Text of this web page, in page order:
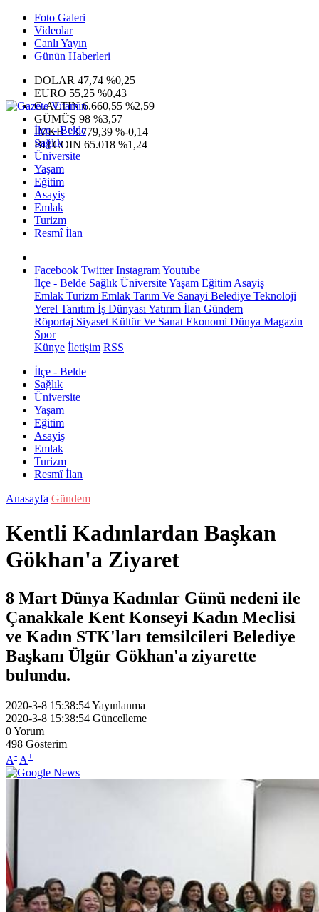
Foto Galeri
Videolar
Canlı Yayın
Günün Haberleri
DOLAR 47,74 %0,25
EURO 55,25 %0,43
G.ALTIN6.660,55 %2,59
GÜMÜŞ 98 %3,57
IMKB13.779,39 %-0,14
BITCOIN 65.018 %1,24
İlçe - Belde
Sağlık
Üniversite
Yaşam
Eğitim
Asayiş
Emlak
Turizm
Resmî İlan
Facebook Twitter InstagramYoutube
İlçe - Belde Sağlık ÜniversiteYaşam Eğitim Asayiş
Emlak Turizm Emlak Tarım Ve Sanayi Belediye Teknoloji
Yerel Tanıtım İş Dünyası Yatırım İlan Gündem
Röportaj Siyaset Kültür Ve Sanat Ekonomi Dünya Magazin
Spor
Künye İletişim RSS
İlçe - Belde
Sağlık
Üniversite
Yaşam
Eğitim
Asayiş
Emlak
Turizm
Resmî İlan
Anasayfa Gündem
Kentli Kadınlardan Başkan
Gökhan'a Ziyaret
8 Mart Dünya Kadınlar Günü nedeni ile
Çanakkale Kent Konseyi Kadın Meclisi
ve Kadın STK'ları temsilcileri Belediye
Başkanı Ülgür Gökhan'a ziyarette
bulundu.
2020-3-8 15:38:54Yayınlanma
2020-3-8 15:38:54 Güncelleme
0Yorum
498 Gösterim
A- A+